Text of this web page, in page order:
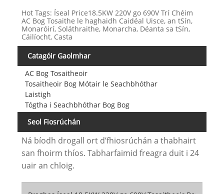
Hot Tags: Íseal Price18.5KW 220V go 690V Trí Chéim
AC Bog Tosaithe le haghaidh Caidéal Uisce, an tSín,
Monaróirí, Soláthraithe, Monarcha, Déanta sa tSín,
Cáilíocht, Casta
Catagóir Gaolmhar
AC Bog Tosaitheoir
Tosaitheoir Bog Mótair le Seachbhóthar
Laistigh
Tógtha i Seachbhóthar Bog Bog
Seol Fiosrúchán
Ná bíodh drogall ort d’fhiosrúchán a thabhairt
san fhoirm thíos. Tabharfaimid freagra duit i 24
uair an chloig.